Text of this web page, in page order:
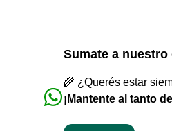
Sumate a
🌾 ¿Querés estar
¡Mantente al tanto